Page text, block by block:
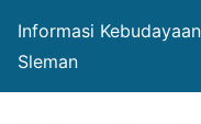
Informasi
Sleman